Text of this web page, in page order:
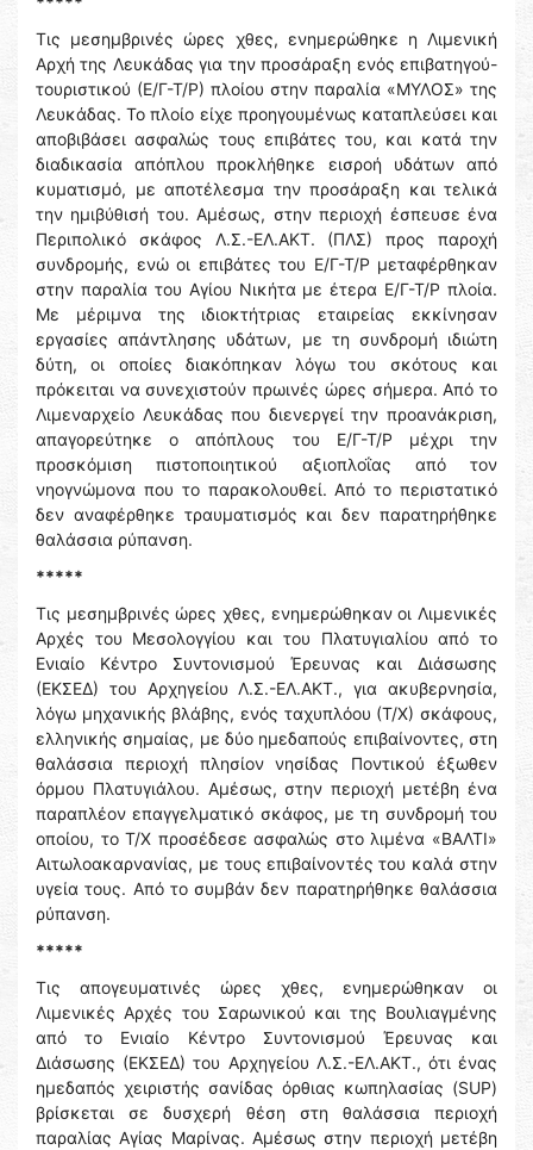
Τις μεσημβρινές ώρες χθες, ενημερώθηκε η Λιμενική
Αρχή της Λευκάδας για την προσάραξη ενός επιβατηγού-
τουριστικού (Ε/Γ-Τ/Ρ) πλοίου στην παραλία «ΜΥΛΟΣ» της
Λευκάδας. Το πλοίο είχε προηγουμένως καταπλεύσει και
αποβιβάσει ασφαλώς τους επιβάτες του, και κατά την
διαδικασία απόπλου προκλήθηκε εισροή υδάτων από
κυματισμό, με αποτέλεσμα την προσάραξη και τελικά
την ημιβύθισή του. Αμέσως, στην περιοχή έσπευσε ένα
Περιπολικό σκάφος Λ.Σ.-ΕΛ.ΑΚΤ. (ΠΛΣ) προς παροχή
συνδρομής, ενώ οι επιβάτες του Ε/Γ-Τ/Ρ μεταφέρθηκαν
στην παραλία του Αγίου Νικήτα με έτερα Ε/Γ-Τ/Ρ πλοία.
Με μέριμνα της ιδιοκτήτριας εταιρείας εκκίνησαν
εργασίες απάντλησης υδάτων, με τη συνδρομή ιδιώτη
δύτη, οι οποίες διακόπηκαν λόγω του σκότους και
πρόκειται να συνεχιστούν πρωινές ώρες σήμερα. Από το
Λιμεναρχείο Λευκάδας που διενεργεί την προανάκριση,
απαγορεύτηκε ο απόπλους του Ε/Γ-Τ/Ρ μέχρι την
προσκόμιση πιστοποιητικού αξιοπλοΐας από τον
νηογνώμονα που το παρακολουθεί. Από το περιστατικό
δεν αναφέρθηκε τραυματισμός και δεν παρατηρήθηκε
θαλάσσια ρύπανση.
*****
Τις μεσημβρινές ώρες χθες, ενημερώθηκαν οι Λιμενικές
Αρχές του Μεσολογγίου και του Πλατυγιαλίου από το
Ενιαίο Κέντρο Συντονισμού Έρευνας και Διάσωσης
(ΕΚΣΕΔ) του Αρχηγείου Λ.Σ.-ΕΛ.ΑΚΤ., για ακυβερνησία,
λόγω μηχανικής βλάβης, ενός ταχυπλόου (Τ/Χ) σκάφους,
ελληνικής σημαίας, με δύο ημεδαπούς επιβαίνοντες, στη
θαλάσσια περιοχή πλησίον νησίδας Ποντικού έξωθεν
όρμου Πλατυγιάλου. Αμέσως, στην περιοχή μετέβη ένα
παραπλέον επαγγελματικό σκάφος, με τη συνδρομή του
οποίου, το Τ/Χ προσέδεσε ασφαλώς στο λιμένα «ΒΑΛΤΙ»
Αιτωλοακαρνανίας, με τους επιβαίνοντές του καλά στην
υγεία τους. Από το συμβάν δεν παρατηρήθηκε θαλάσσια
ρύπανση.
*****
Τις απογευματινές ώρες χθες, ενημερώθηκαν οι
Λιμενικές Αρχές του Σαρωνικού και της Βουλιαγμένης
από το Ενιαίο Κέντρο Συντονισμού Έρευνας και
Διάσωσης (ΕΚΣΕΔ) του Αρχηγείου Λ.Σ.-ΕΛ.ΑΚΤ., ότι ένας
ημεδαπός χειριστής σανίδας όρθιας κωπηλασίας (SUP)
βρίσκεται σε δυσχερή θέση στη θαλάσσια περιοχή
παραλίας Αγίας Μαρίνας. Αμέσως στην περιοχή μετέβη